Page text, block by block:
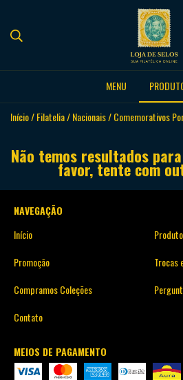
MENU
Início/Filatelia/Nacionais/Comemorativos
Não temos resultados
favor, tente com
NAVEGAÇÃO
Início
Promoção
Trocas
Compramos Coleções
Contato
MEIOS DE PAGAMENTO